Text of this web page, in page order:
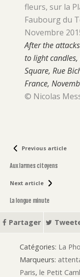
fleurs, sur la
Faubourg du
Novembre
After the
to light
Square, Rue
France,
© Nicolas
Previous article
Aux larmes citoyens
Next article
La longue minute
Partager
Catégories: La
Marqueurs:
Paris, le Petit